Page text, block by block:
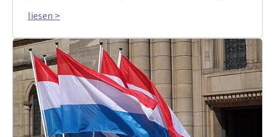
liesen >